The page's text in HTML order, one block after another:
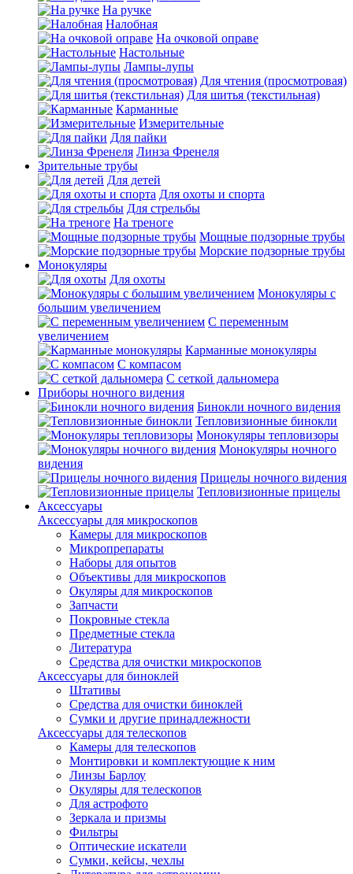
На ручке
Налобная
На очковой оправе
Настольные
Лампы-лупы
Для чтения (просмотровая)
Для шитья (текстильная)
Карманные
Измерительные
Для пайки
Линза Френеля
Зрительные трубы
Для детей
Для охоты и спорта
Для стрельбы
На треноге
Мощные подзорные трубы
Морские подзорные трубы
Монокуляры
Для охоты
Монокуляры с
большим увеличением
С переменным
увеличением
Карманные монокуляры
С компасом
С сеткой дальномера
Приборы ночного видения
Бинокли ночного видения
Тепловизионные бинокли
Монокуляры тепловизоры
Монокуляры ночного
видения
Прицелы ночного видения
Тепловизионные прицелы
Аксессуары
Аксессуары для микроскопов
Камеры для микроскопов
Микропрепараты
Наборы для опытов
Объективы для микроскопов
Окуляры для микроскопов
Запчасти
Покровные стекла
Предметные стекла
Литература
Средства для очистки микроскопов
Аксессуары для биноклей
Штативы
Средства для очистки биноклей
Сумки и другие принадлежности
Аксессуары для телескопов
Камеры для телескопов
Монтировки и комплектующие к ним
Линзы Барлоу
Окуляры для телескопов
Для астрофото
Зеркала и призмы
Фильтры
Оптические искатели
Сумки, кейсы, чехлы